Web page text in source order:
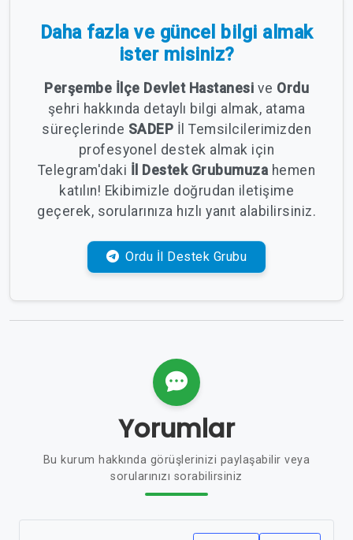
Daha fazla ve güncel bilgi almak
ister misiniz?
Perşembe İlçe Devlet Hastanesi ve Ordu
şehri hakkında detaylı bilgi almak, atama
süreçlerinde SADEP İl Temsilcilerimizden
profesyonel destek almak için
Telegram'daki İl Destek Grubumuza hemen
katılın! Ekibimizle doğrudan iletişime
geçerek, sorularınıza hızlı yanıt alabilirsiniz.
Ordu İl Destek Grubu
Yorumlar
Bu kurum hakkında görüşlerinizi paylaşabilir veya
sorularınızı sorabilirsiniz